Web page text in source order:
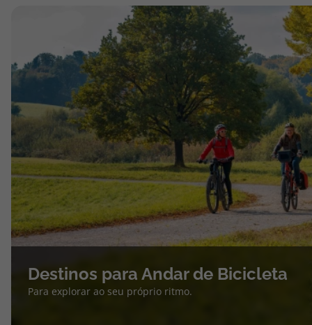
Destinos para Andar de Bicicleta
Para explorar ao seu próprio ritmo.